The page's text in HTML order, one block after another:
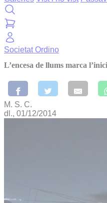
SocietatOrdino
L’encesa de llums marca
M. S. C.
dl., 01/12/2014